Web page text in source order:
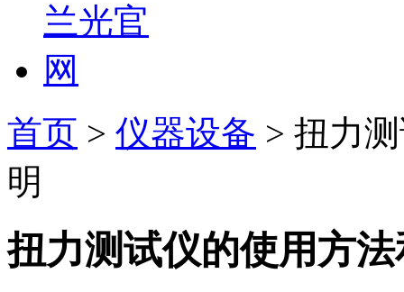
首页 > 仪器设备 > 扭力
明
扭力测试仪的使用方